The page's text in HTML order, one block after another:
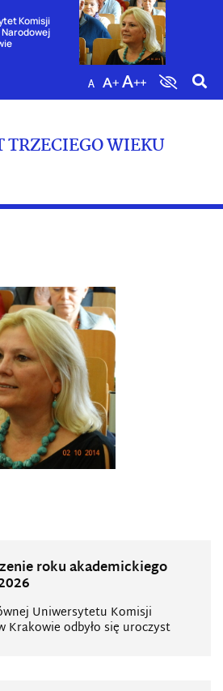
Komisji
WIEKU
roku akademickiego
Uniwersytetu Komisji
Krakowie odbyło się uroczyst